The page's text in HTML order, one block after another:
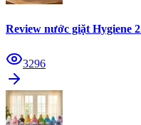
Review nước giặt Hygiene
3296